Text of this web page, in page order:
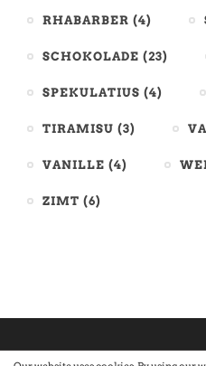
RHABARBER (4)
SCHOKOLADE (23)
SPEKULATIUS (4)
TIRAMISU (3)
VANILLE (4)
ZIMT (6)